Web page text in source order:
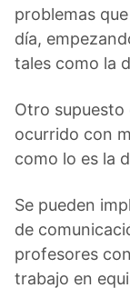
problemas
día,
tales como la
Otro supuesto
ocurrido con
como lo es la
Se pueden
de
profesores
trabajo en